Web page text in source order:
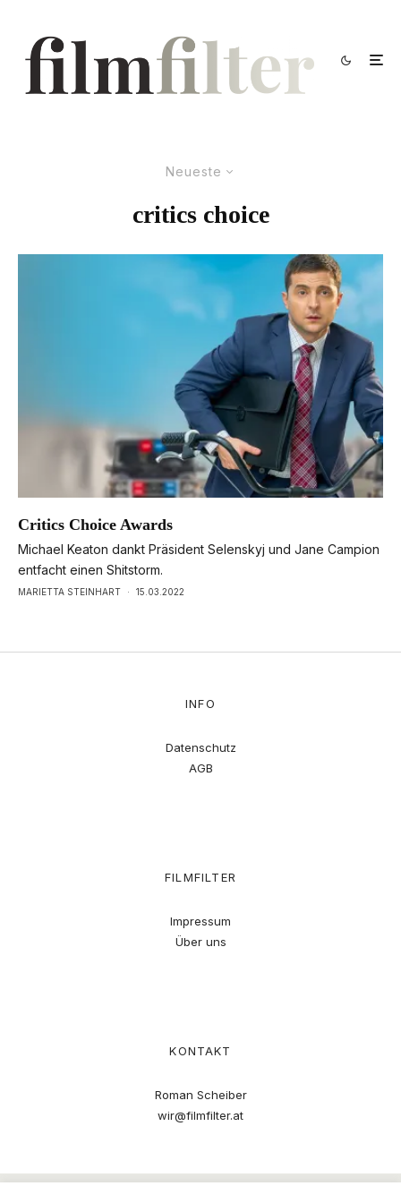
Neueste
critics choice
Critics Choice Awards
Michael Keaton dankt Präsident Selenskyj und Jane Campion
entfacht einen Shitstorm.
MARIETTA STEINHART · 15.03.2022
INFO
Datenschutz
AGB
FILMFILTER
Impressum
Über uns
KONTAKT
Roman Scheiber
wir@filmfilter.at